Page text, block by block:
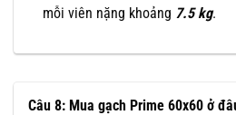
mỗi viên nặng khoảng 7.5 kg.
Câu 8: Mua gạch Prime 60x60 ở